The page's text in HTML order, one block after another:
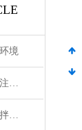
境
加热磁力搅拌器使用过程的注意事项
恒温混匀仪的温控系统与搅拌功能优化